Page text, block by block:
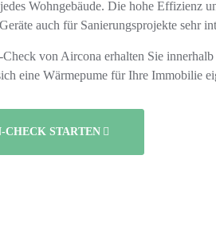
Wohngebäude. Die hohe Effizienz
auch für Sanierungsprojekte sehr
von Aircona erhalten Sie
eine Wärmepume für Ihre Immobilie
CHECK STARTEN